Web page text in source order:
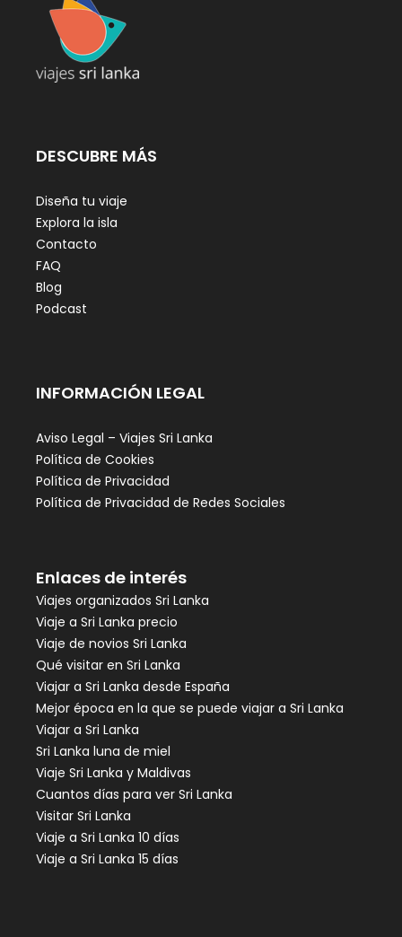
DESCUBRE MÁS
Diseña tu viaje
Explora la isla
Contacto
FAQ
Blog
Podcast
INFORMACIÓN LEGAL
Aviso Legal – Viajes Sri Lanka
Política de Cookies
Política de Privacidad
Política de Privacidad de Redes Sociales
Enlaces de interés
Viajes organizados Sri Lanka
Viaje a Sri Lanka precio
Viaje de novios Sri Lanka
Qué visitar en Sri Lanka
Viajar a Sri Lanka desde España
Mejor época en la que se puede viajar a Sri Lanka
Viajar a Sri Lanka
Sri Lanka luna de miel
Viaje Sri Lanka y Maldivas
Cuantos días para ver Sri Lanka
Visitar Sri Lanka
Viaje a Sri Lanka 10 días
Viaje a Sri Lanka 15 días